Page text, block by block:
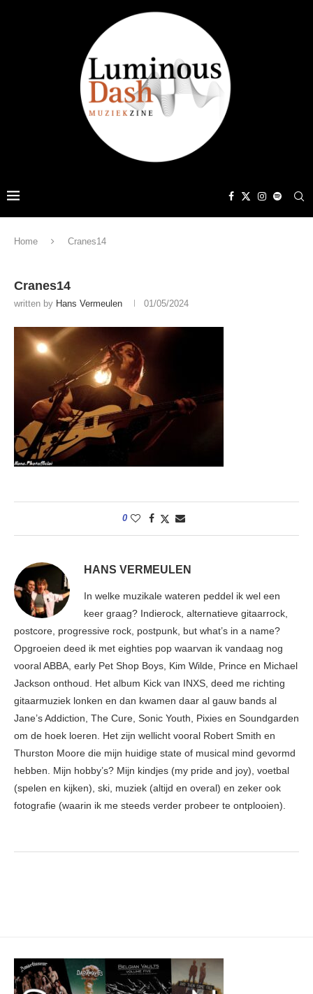
Home Cranes14
Cranes14
written by Hans Vermeulen 01/05/2024
0
HANS VERMEULEN
In welke muzikale wateren peddel ik wel een
keer graag? Indierock, alternatieve gitaarrock,
postcore, progressive rock, postpunk, but what’s in a name?
Opgroeien deed ik met eighties pop waarvan ik vandaag nog
vooral ABBA, early Pet Shop Boys, Kim Wilde, Prince en Michael
Jackson onthoud. Het album Kick van INXS, deed me richting
gitaarmuziek lonken en dan kwamen daar al gauw bands al
Jane’s Addiction, The Cure, Sonic Youth, Pixies en Soundgarden
om de hoek loeren. Het zijn wellicht vooral Robert Smith en
Thurston Moore die mijn huidige state of musical mind gevormd
hebben. Mijn hobby’s? Mijn kindjes (my pride and joy), voetbal
(spelen en kijken), ski, muziek (altijd en overal) en zeker ook
fotografie (waarin ik me steeds verder probeer te ontplooien).